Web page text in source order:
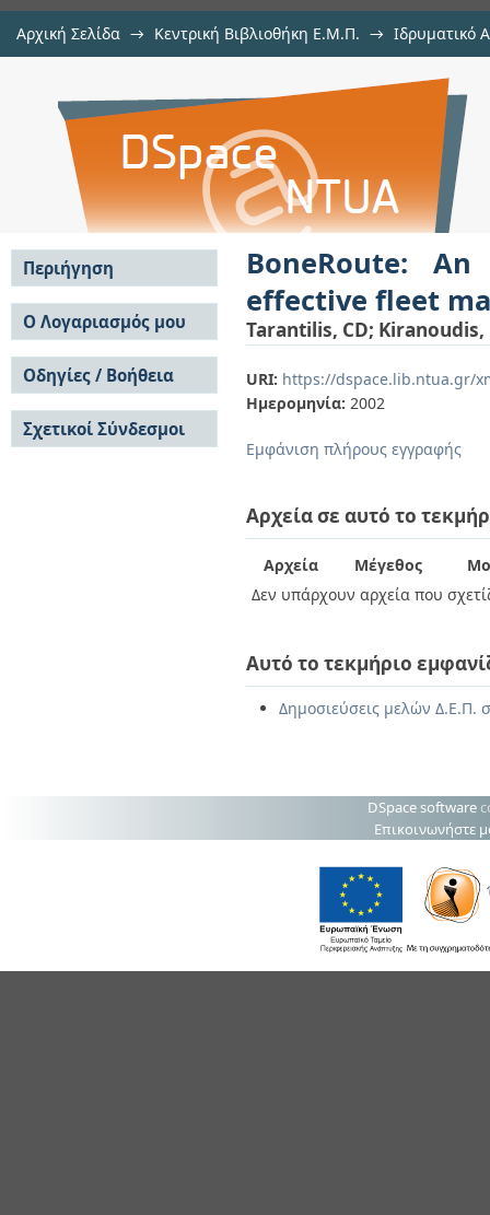
Αρχική Σελίδα → Κεντρική Βιβλιοθήκη Ε.Μ.Π. → Ιδρυματικό
BoneRoute: An adaptive
management
BoneRoute:
effective fleet
Tarantilis, CD; Kiranoudis,
URI: https://dspace.lib.ntua.gr/
Ημερομηνία: 2002
Εμφάνιση πλήρους εγγραφής
Αρχεία σε αυτό το
Αρχεία Μέγεθος
Δεν υπάρχουν αρχεία που
Αυτό το τεκμήριο
Δημοσιεύσεις μελών Δ.Ε.Π.
Περιήγηση
Σε όλο το DSpace
Κοινότητες & Συλλογές
Ανά Ημερομηνία
Έκδοσης
Συγγραφείς
Τίτλοι
Θέματα
Ο Λογαριασμός μου
Σύνδεση
Εγγραφή
Οδηγίες / Βοήθεια
Οδηγίες Υποβολής
Οδηγίες Χρήσης ΙΑ
Συχνές Ερωτήσεις
Σχετικοί Σύνδεσμοι
DSpace software
Επικοινωνήστε